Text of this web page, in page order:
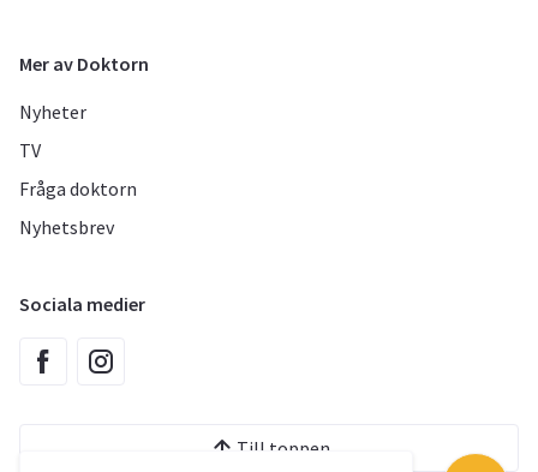
Mer av Doktorn
Nyheter
TV
Fråga doktorn
Nyhetsbrev
Sociala medier
Till toppen